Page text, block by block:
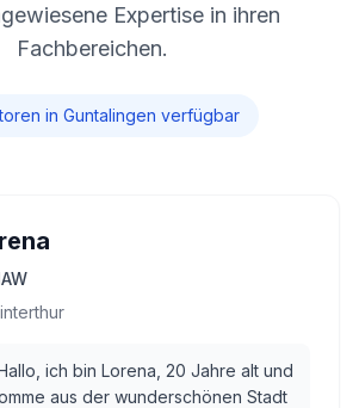
Expertise in ihren
Fachbereichen.
en in Guntalingen verfügbar
ich bin Lorena, 20 Jahre alt und
aus der wunderschönen Stadt